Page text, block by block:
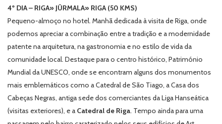
4º DIA – RIGA» JÜRMALA» RIGA (50 KMS)
Pequeno-almoço no hotel. Manhã dedicada à visita de Riga, onde
podemos apreciar a combinação entre a tradição e a modernidade
patente na arquitetura, na gastronomia e no estilo de vida da
comunidade local. Destaque para o centro histórico, Património
Mundial da UNESCO, onde se encontram alguns dos monumentos
mais emblemáticos como a Catedral de São Tiago, a Casa dos
Cabeças Negras, antiga sede dos comerciantes da Liga Hanseática
(visitas exteriores), e a Catedral de Riga. Tempo ainda para uma